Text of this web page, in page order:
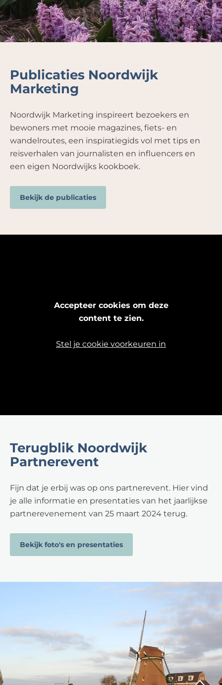
Publicaties Noordwijk
Marketing
Noordwijk Marketing inspireert bezoekers en
bewoners met mooie magazines, fiets- en
wandelroutes, een inspiratiegids vol met tips en
reisverhalen van journalisten en influencers en
een eigen Noordwijks kookboek.
Bekijk de publicaties
Terugblik Noordwijk
Partnerevent
Fijn dat je erbij was op ons partnerevent. Hier vind
je alle informatie en presentaties van het jaarlijkse
partnerevenement van 25 maart 2024 terug.
Bekijk foto's en presentaties
Accepteer cookies om deze
content te zien.
Stel je cookie voorkeuren in